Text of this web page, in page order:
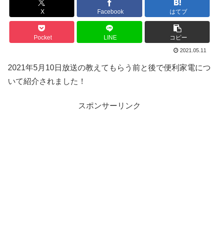
X Facebook はてブ
Pocket LINE コピー
2021.05.11
2021年5月10日放送の教えてもらう前と後で便利家電につ
いて紹介されました！
スポンサーリンク